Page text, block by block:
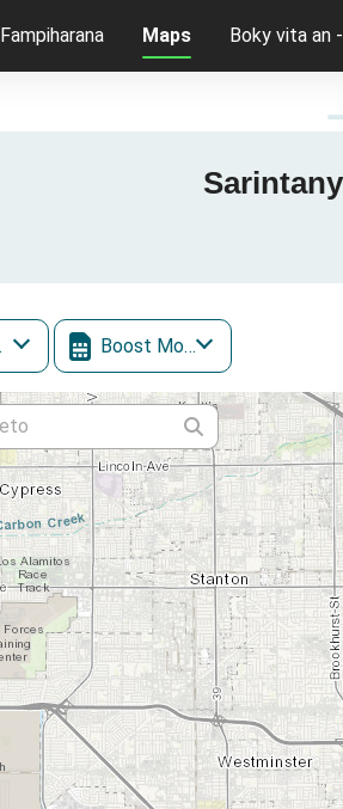
Fampiharana Maps Boky vita an
Boost Mobile